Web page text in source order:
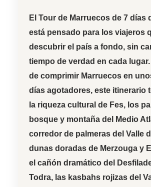
El Tour de Marruecos de 7 días
está pensado para los viajeros
descubrir el país a fondo, sin
tiempo de verdad en cada
de comprimir Marruecos en
días agotadores, este itinerario
la riqueza cultural de Fes, los
bosque y montaña del
Medio
corredor de palmeras del Valle
dunas doradas de Merzouga y
el cañón dramático del
Todra, las kasbahs rojizas del